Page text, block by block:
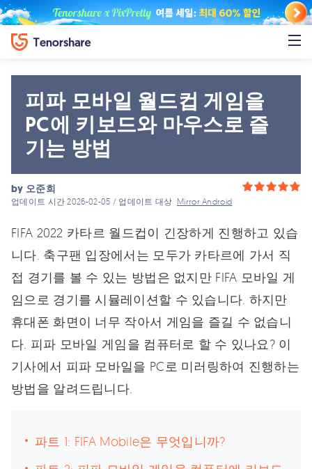
피파 모바일 월드컵 게임을
PC에 키보드와 마우스로 즐
기는 방법
by 오준희
업데이트 시간 2026-02-05 / 업데이트 대상 Mirror Android
FIFA 2022 카타르 월드컵이 긴장하게 진행하고 있습
니다. 축구팬 입장에서는 모두가 카타르에 가서 직
접 경기를 볼 수 있는 방법은 없지만 FIFA 모바일 게
임으로 경기를 시뮬레이션할 수 있습니다. 하지만
휴대폰 화면이 너무 작아서 게임을 즐길 수 없습니
다. 피파 모바일 게임을 컴퓨터로 할 수 있나요? 이
기사에서 피파 모바일을 PC로 미러링하여 진행하는
방법을 알려드립니다.
파트 1: FIFA Mobile은 무엇입니까?